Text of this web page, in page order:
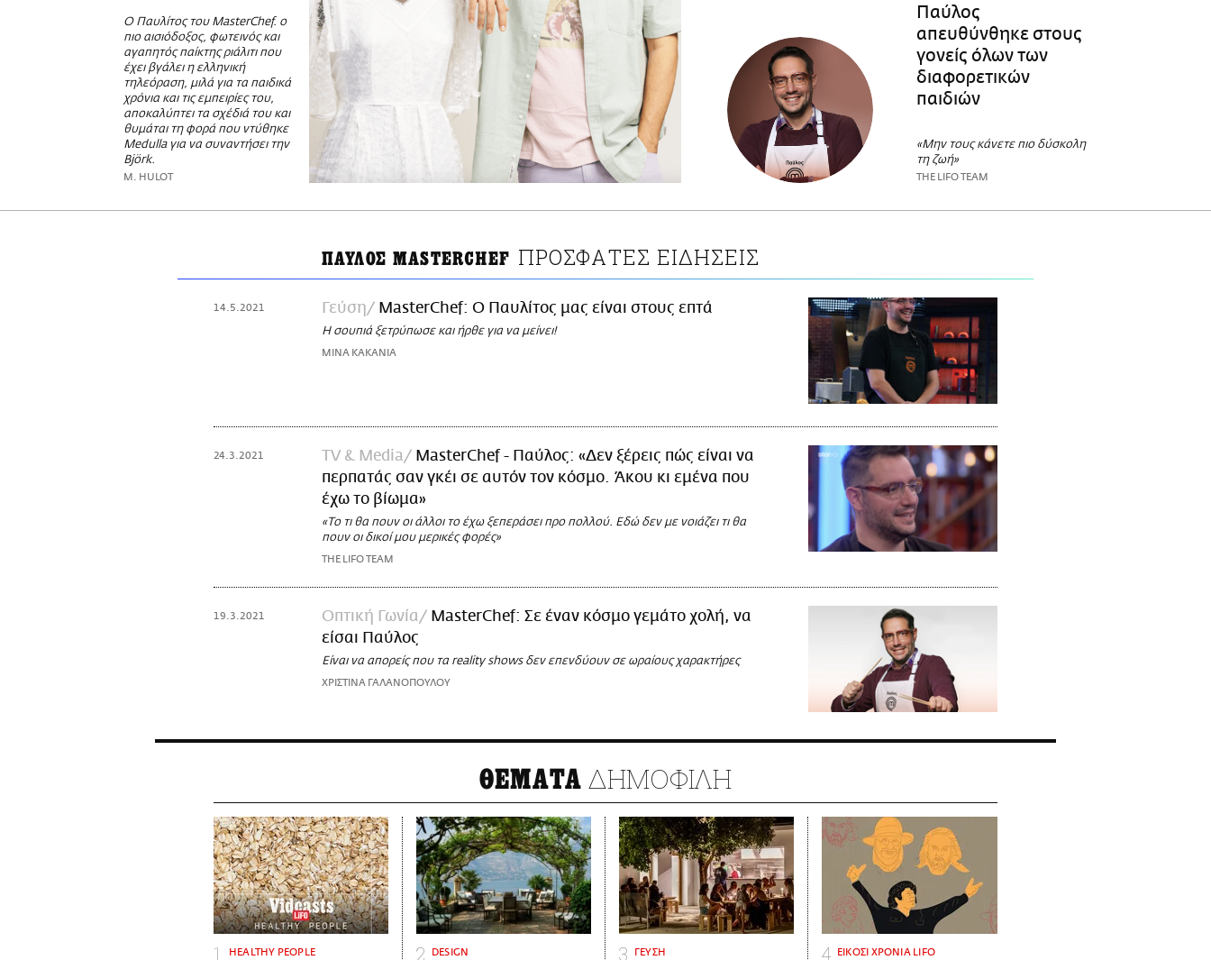
Ο Παυλίτος του MasterChef. ο
πιο αισιόδοξος, φωτεινός και
αγαπητός παίκτης ριάλιτι που
έχει βγάλει η ελληνική
τηλεόραση, μιλά για τα παιδικά
χρόνια και τις εμπειρίες του,
αποκαλύπτει τα σχέδιά του και
θυμάται τη φορά που ντύθηκε
Medulla για να συναντήσει την
Björk.
M. HULOT
Παύλος
απευθύνθηκε στους
γονείς όλων των
διαφορετικών
παιδιών
«Μην τους κάνετε πιο δύσκολη
τη ζωή»
THE LIFO TEAM
ΠΑΥΛΟΣ MASTERCHEF ΠΡΟΣΦΑΤΕΣ ΕΙΔΗΣΕΙΣ
14.5.2021 Γεύση MasterChef: Ο Παυλίτος μας είναι στους επτά
Η σουπιά ξετρύπωσε και ήρθε για να μείνει!
ΜΙΝΑ ΚΑΚΑΝΙΑ
24.3.2021 TV & Media
MasterChef - Παύλος: «Δεν ξέρεις πώς είναι να
περπατάς σαν γκέι σε αυτόν τον κόσμο. Άκου κι εμένα που
έχω το βίωμα»
«Το τι θα πουν οι άλλοι το έχω ξεπεράσει προ πολλού. Εδώ δεν με νοιάζει τι θα
πουν οι δικοί μου μερικές φορές»
THE LIFO TEAM
19.3.2021 Οπτική Γωνία
ΜasterChef: Σε έναν κόσμο γεμάτο χολή, να
είσαι Παύλος
Είναι να απορείς που τα reality shows δεν επενδύουν σε ωραίους χαρακτήρες
ΧΡΙΣΤΙΝΑ ΓΑΛΑΝΟΠΟΥΛΟΥ
ΘΕΜΑΤΑ ΔΗΜΟΦΙΛΗ
HEALTHY PEOPLE DESIGN ΓΕΥΣΗ ΕΙΚΟΣΙ ΧΡΟΝΙΑ LIFO